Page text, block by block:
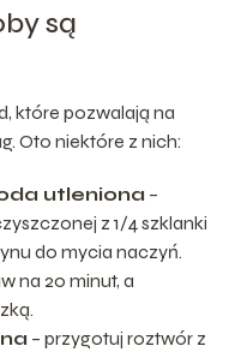
są
które pozwalają na
Oto niektóre z nich:
utleniona –
z 1/4 szklanki
do mycia naczyń.
na 20 minut, a
– przygotuj roztwór z